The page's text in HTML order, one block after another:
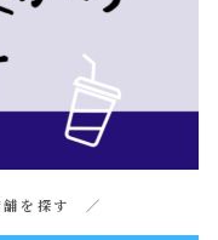
舗を探す ／